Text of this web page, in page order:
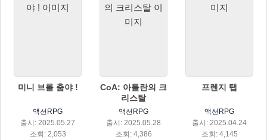
미니 브롤 춤야 !
액션RPG
출시: 2025.05.27
조회: 2,053
CoA: 아틀란의 크
리스탈
액션RPG
출시: 2025.05.28
조회: 4,386
프렌지 탭
액션RPG
출시: 2025.04.24
조회: 4,145